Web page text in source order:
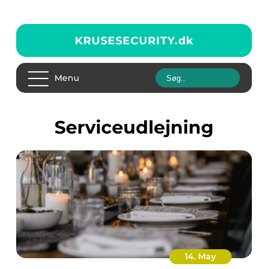
KRUSESECURITY.dk
Menu
serviceudlejning
14. May